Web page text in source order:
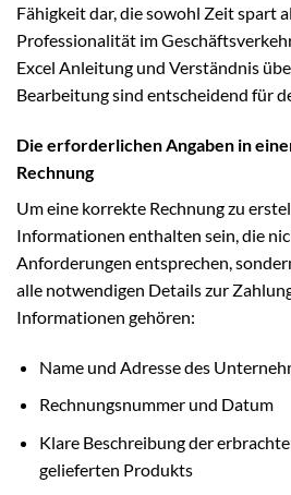
Fähigkeit dar, die sowohl Zeit spart
Professionalität im
Excel Anleitung und Verständnis
Bearbeitung sind entscheidend für
Die erforderlichen Angaben in
Rechnung
Um eine korrekte Rechnung zu
Informationen enthalten sein, die
Anforderungen entsprechen,
alle notwendigen Details zur
Informationen gehören:
Name und Adresse des
Rechnungsnummer und Datum
Klare Beschreibung der
gelieferten Produkts